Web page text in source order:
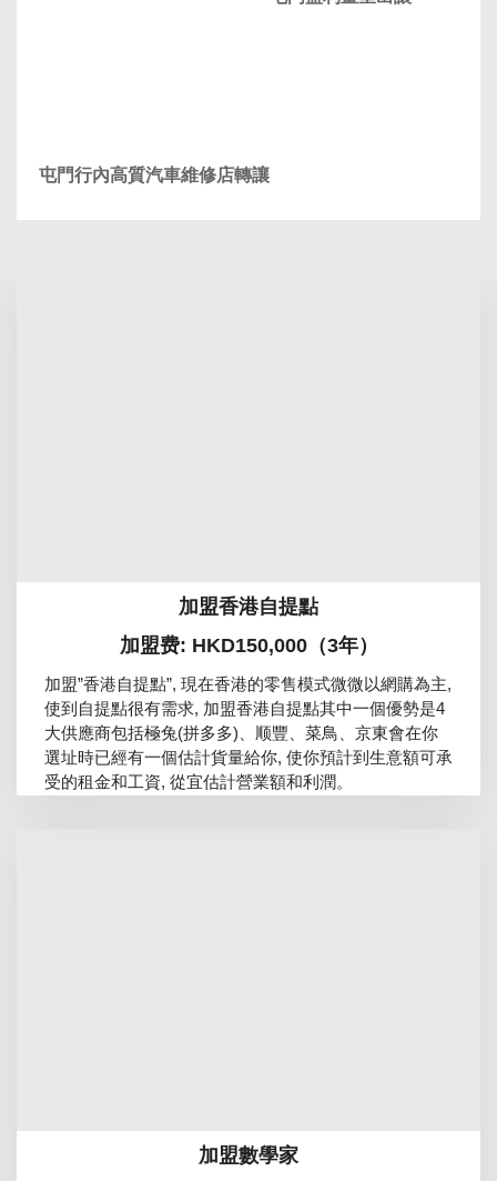
屯門行內高質汽車維修店轉讓
加盟香港自提點
加盟费: HKD150,000（3年）
加盟”香港自提點”, 現在香港的零售模式微微以網購為主,
使到自提點很有需求, 加盟香港自提點其中一個優勢是4
大供應商包括極兔(拼多多)、顺豐、菜鳥、京東會在你
選址時已經有一個估計貨量給你, 使你預計到生意額可承
受的租金和工資, 從宜估計營業額和利潤。
加盟數學家